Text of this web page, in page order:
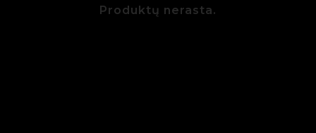
Produktų nerasta.